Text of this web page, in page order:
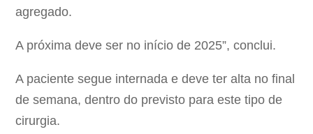
agregado.
A próxima deve ser no início de 2025”, conclui.
A paciente segue internada e deve ter alta no final
de semana, dentro do previsto para este tipo de
cirurgia.